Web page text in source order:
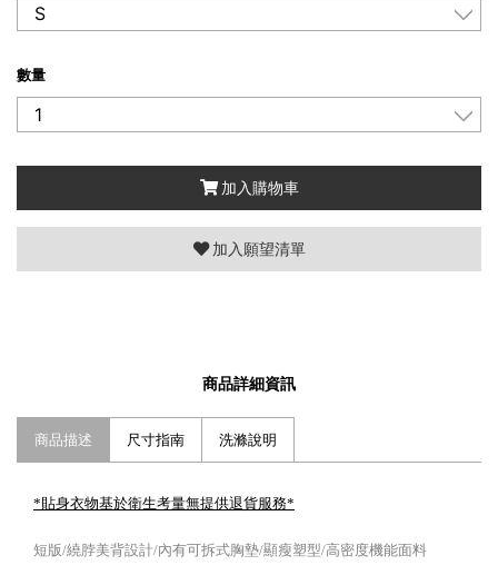
數量
加入購物車
加入願望清單
商品詳細資訊
商品描述 尺寸指南 洗滌說明
*貼身衣物基於衛生考量無提供退貨服務*
短版/繞脖美背設計/內有可拆式胸墊/顯瘦塑型/高密度機能面料